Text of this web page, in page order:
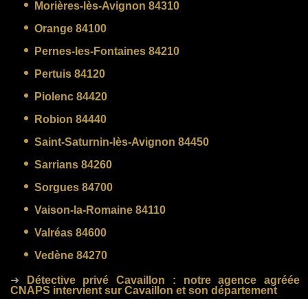
Morières-lès-Avignon 84310
Orange 84100
Pernes-les-Fontaines 84210
Pertuis 84120
Piolenc 84420
Robion 84440
Saint-Saturnin-lès-Avignon 84450
Sarrians 84260
Sorgues 84700
Vaison-la-Romaine 84110
Valréas 84600
Vedène 84270
➜ Détective privé Cavaillon : notre agence agréée
CNAPS intervient sur Cavaillon et son département